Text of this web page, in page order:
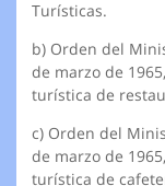
Turísticas.
b) Orden del
de marzo de
turística de
c) Orden del
de marzo de
turística de